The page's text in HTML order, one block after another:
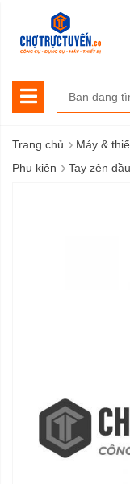
Trang chủ › Máy &
Phụ kiện › Tay zên